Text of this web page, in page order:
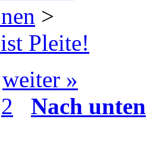
>
Pleite!
weiter »
2
Nach unten